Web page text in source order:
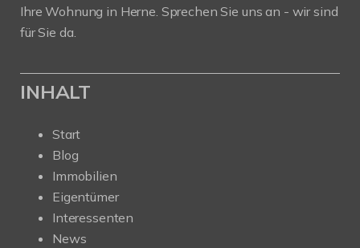
Ihre Wohnung in Herne. Sprechen Sie uns an - wir sind
für Sie da.
INHALT
Start
Blog
Immobilien
Eigentümer
Interessenten
News